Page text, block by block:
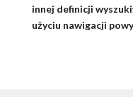
innej definicji
użyciu nawigacji